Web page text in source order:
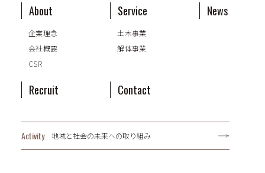
About
企業理念
会社概要
CSR
Service
土木事業
解体事業
News
Recruit Contact
Activity 地域と社会の未来への取り組み